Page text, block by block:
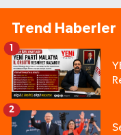
Trend Haberler
1
2